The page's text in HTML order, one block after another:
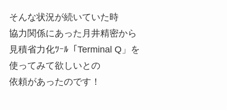
そんな状況が続いていた時
協力関係にあった月井精密から
見積省力化ﾂｰﾙ「Terminal Q」を
使ってみて欲しいとの
依頼があったのです！